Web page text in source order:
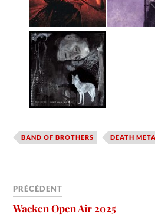
BAND OF BROTHERS DEATH
PRÉCÉDENT
Wacken Open Air 2025